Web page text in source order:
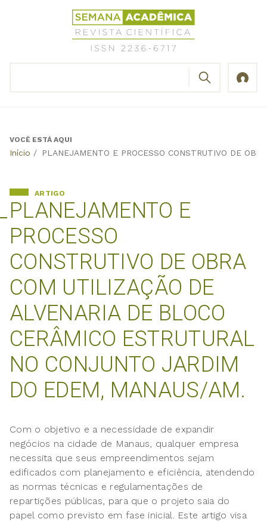
Revista
Científica
Semana
Back
VOCÊ ESTÁ AQUI
Início / PLANEJAMENTO E PROCESSO CONSTRUTIVO DE
PLANEJAMENTO E
PROCESSO
CONSTRUTIVO DE OBRA
COM UTILIZAÇÃO DE
ALVENARIA DE BLOCO
CERÂMICO ESTRUTURAL
NO CONJUNTO JARDIM
DO EDEM, MANAUS/AM.
ARTIGO
Com o objetivo e a necessidade de expandir
negócios na cidade de Manaus, qualquer empresa
necessita que seus empreendimentos sejam
edificados com planejamento e eficiência, atendendo
as normas técnicas e regulamentações de
repartições públicas, para que o projeto saia do
papel como previsto em fase inicial. Este artigo visa